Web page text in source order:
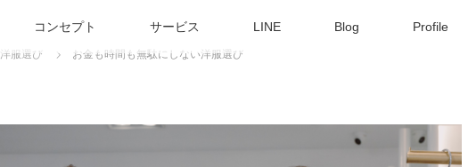
コンセプト サービス LINE Blog Profile
洋服選び お金も時間も無駄にしない洋服選び